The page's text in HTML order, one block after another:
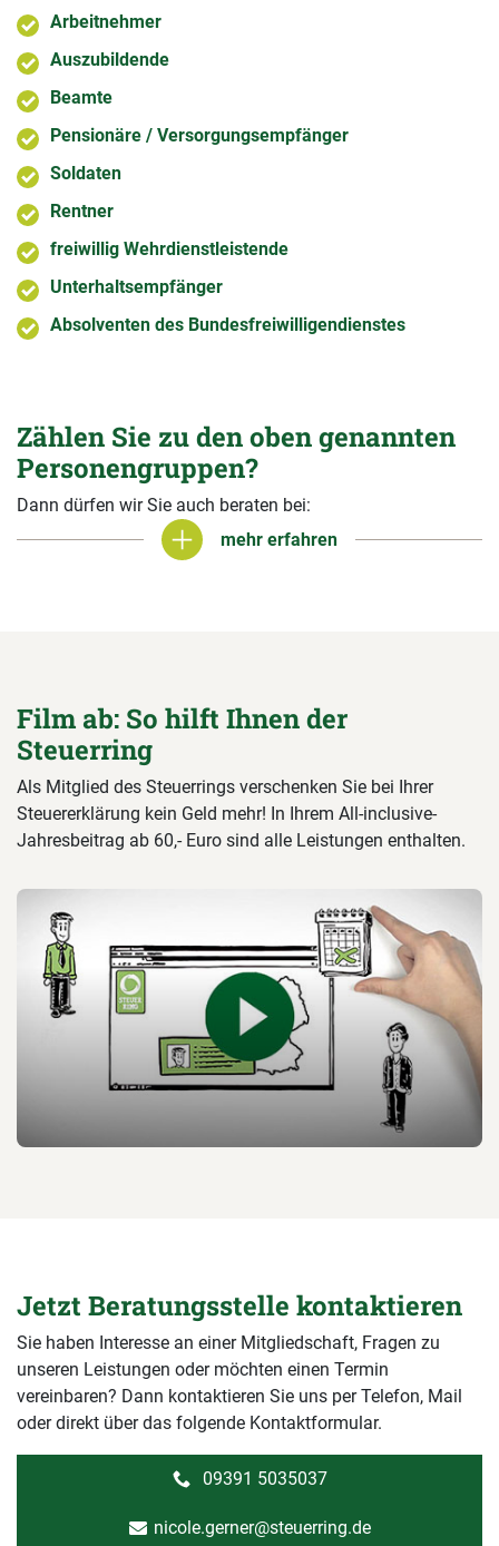
Arbeitnehmer
Auszubildende
Beamte
Pensionäre / Versorgungsempfänger
Soldaten
Rentner
freiwillig Wehrdienstleistende
Unterhaltsempfänger
Absolventen des Bundesfreiwilligendienstes
Zählen Sie zu den oben genannten
Personengruppen?
Dann dürfen wir Sie auch beraten bei:
mehr erfahren
mehr erfahren
Film ab: So hilft Ihnen der
Steuerring
Als Mitglied des Steuerrings verschenken Sie bei Ihrer
Steuererklärung kein Geld mehr! In Ihrem All-inclusive-
Jahresbeitrag ab 60,- Euro sind alle Leistungen enthalten.
Jetzt Beratungsstelle kontaktieren
Sie haben Interesse an einer Mitgliedschaft, Fragen zu
unseren Leistungen oder möchten einen Termin
vereinbaren? Dann kontaktieren Sie uns per Telefon, Mail
oder direkt über das folgende Kontaktformular.
09391 5035037
nicole.gerner@steuerring.de